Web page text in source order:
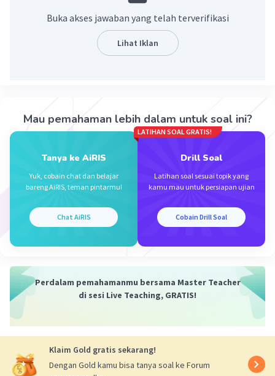
adalah makanan yang memiliki gizi seimbang.
Jadi 4 sehat 5 sempurna adalah kebutuhan makanan
yang harus terpenuhi agar gizi kita seimbang. Dan gizi
seimbang dapat dipenuhi dengan 4 sehat 5 sempurna .
Buka akses jawaban yang telah terverifikasi
Lihat Iklan
Mau pemahaman lebih dalam untuk soal ini?
Tanya ke AiRIS
Yuk, cobain chat dan belajar
bareng AiRIS, teman pintarmu!
Chat AiRIS
LATIHAN SOAL GRATIS!
Drill Soal
Latihan soal sesuai topik yang
kamu mau untuk persiapan ujian
Cobain Drill Soal
Perdalam pemahamanmu bersama Master Teacher
di sesi Live Teaching, GRATIS!
Klaim Gold gratis sekarang!
Dengan Gold kamu bisa tanya soal ke Forum